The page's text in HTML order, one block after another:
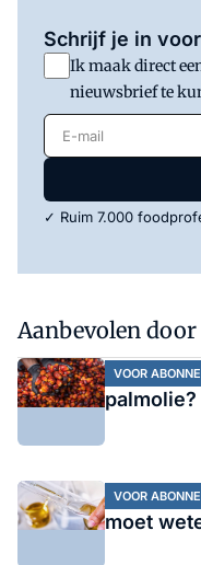
Schrijf je in
Ik maak direct
nieuwsbrief te
E-mail
✓ Ruim 7.000
Aanbevolen door
VOOR
VOOR
moet